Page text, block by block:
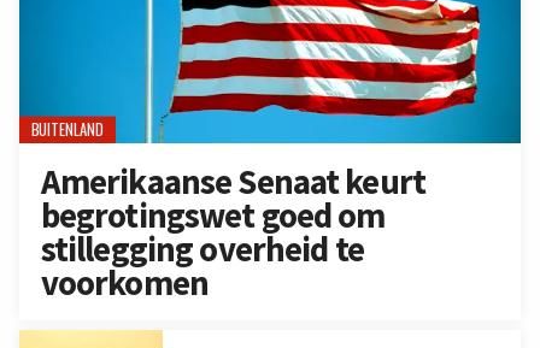
BUITENLAND
Amerikaanse Senaat keurt
begrotingswet goed om
stillegging overheid te
voorkomen